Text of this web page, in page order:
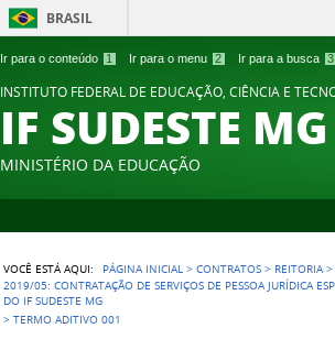
Ir para o conteúdo 1 Ir para o menu 2 Ir para a busca 3
BRASIL
INSTITUTO FEDERAL DE EDUCAÇÃO, CIÊNCIA E
IF SUDESTE MG
MINISTÉRIO DA EDUCAÇÃO
VOCÊ ESTÁ AQUI: PÁGINA INICIAL >CONTRATOS > REITORIA
2019/05: CONTRATAÇÃO DE SERVIÇOS DE PESSOA JURÍDICA
DO IF SUDESTE MG
>TERMO ADITIVO 001